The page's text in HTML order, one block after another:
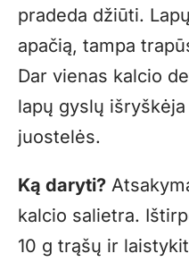
pradeda džiūti.
apačią, tampa
Dar vienas kalcio
lapų gyslų
juostelės.
Ką daryti?
kalcio salietra.
10 g trąšų ir